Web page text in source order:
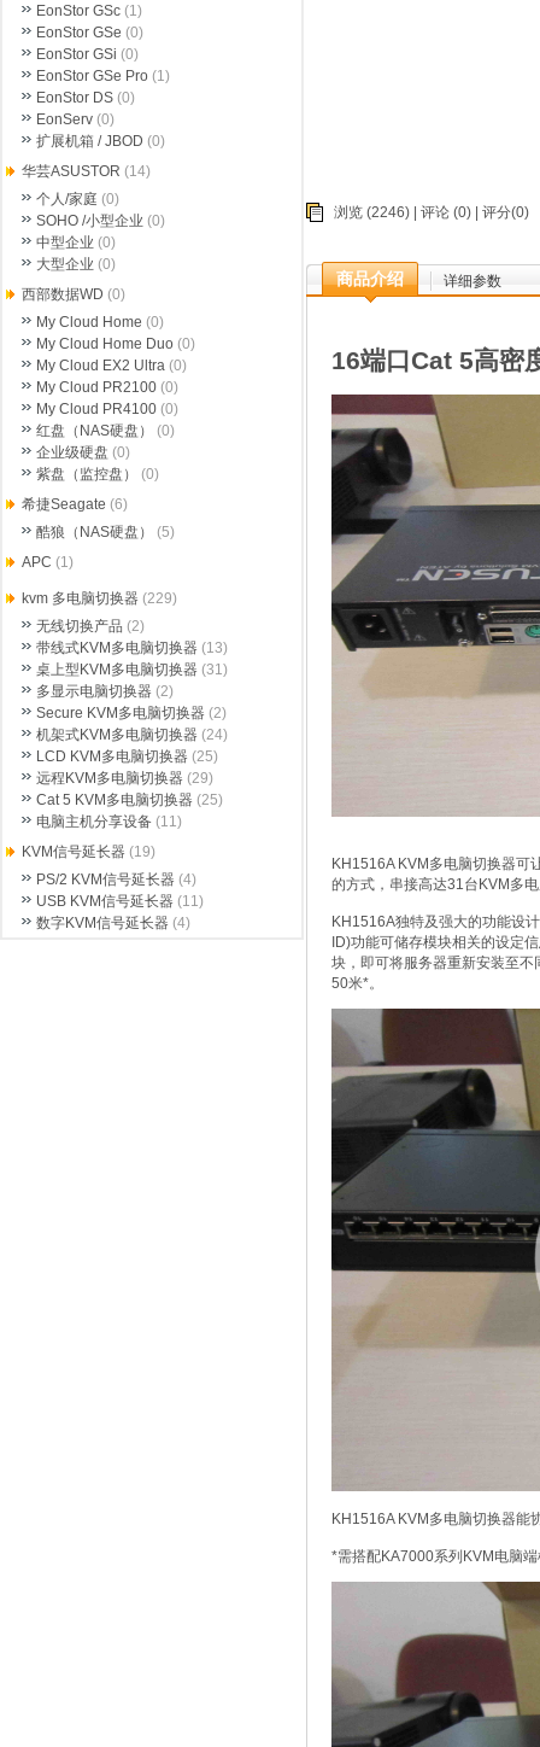
浏览 (2246) | 评论 (0) | 评分(0)
商品介绍 详细参数
16端口Cat 5高密
KH1516A KVM多电脑切换器可
的方式，串接高达31台KVM多
KH1516A独特及强大的功能设
ID)功能可储存模块相关的设定
块，即可将服务器重新安装至
50米*。
KH1516A KVM多电脑切换器能
*需搭配KA7000系列KVM电脑
EonStor GSc (1)
EonStor GSe (0)
EonStor GSi (0)
EonStor GSe Pro (1)
EonStor DS (0)
EonServ (0)
扩展机箱 / JBOD (0)
华芸ASUSTOR (14)
个人/家庭 (0)
SOHO /小型企业 (0)
中型企业 (0)
大型企业 (0)
西部数据WD (0)
My Cloud Home (0)
My Cloud Home Duo (0)
My Cloud EX2 Ultra (0)
My Cloud PR2100 (0)
My Cloud PR4100 (0)
红盘（NAS硬盘）
(0)
企业级硬盘 (0)
紫盘（监控盘）
(0)
希捷Seagate (6)
酷狼（NAS硬盘）
(5)
APC (1)
kvm 多电脑切换器 (229)
无线切换产品 (2)
带线式KVM多电脑切换器 (13)
桌上型KVM多电脑切换器 (31)
多显示电脑切换器 (2)
Secure KVM多电脑切换器 (2)
机架式KVM多电脑切换器 (24)
LCD KVM多电脑切换器 (25)
远程KVM多电脑切换器 (29)
Cat 5 KVM多电脑切换器 (25)
电脑主机分享设备 (11)
KVM信号延长器 (19)
PS/2 KVM信号延长器 (4)
USB KVM信号延长器 (11)
数字KVM信号延长器 (4)